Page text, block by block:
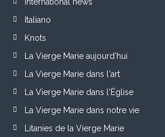
International news
Italiano
Knots
La Vierge Marie aujourd'hui
La Vierge Marie dans l'art
La Vierge Marie dans l'Église
La Vierge Marie dans notre vie
Litanies de la Vierge Marie